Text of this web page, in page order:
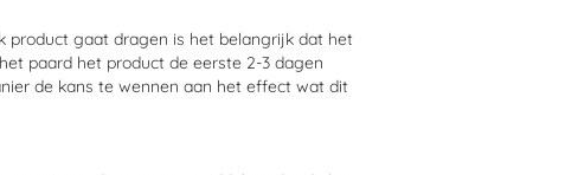
product gaat dragen is het belangrijk dat het
paard het product de eerste 2-3 dagen
de kans te wennen aan het effect wat dit